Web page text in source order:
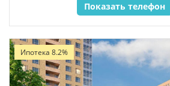
Показать телефон
Ипотека 8.2%